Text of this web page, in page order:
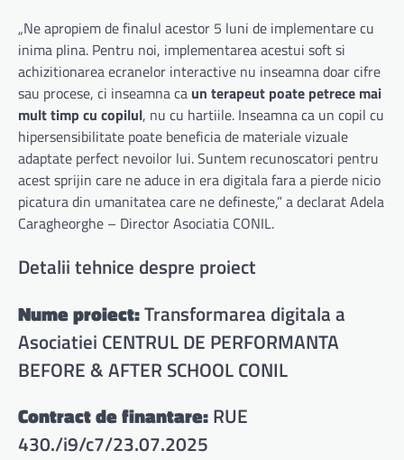
„Ne apropiem de finalul acestor 5 luni de implementare cu
inima plina. Pentru noi, implementarea acestui soft si
achizitionarea ecranelor interactive nu inseamna doar cifre
sau procese, ci inseamna ca un terapeut poate petrece mai
mult timp cu copilul, nu cu hartiile. Inseamna ca un copil cu
hipersensibilitate poate beneficia de materiale vizuale
adaptate perfect nevoilor lui. Suntem recunoscatori pentru
acest sprijin care ne aduce in era digitala fara a pierde nicio
picatura din umanitatea care ne defineste,” a declarat Adela
Caragheorghe – Director Asociatia CONIL.
Detalii tehnice despre proiect
Nume proiect:Transformarea digitala a
Asociatiei CENTRUL DE PERFORMANTA
BEFORE & AFTER SCHOOL CONIL
Contract de finantare:RUE
430./i9/c7/23.07.2025